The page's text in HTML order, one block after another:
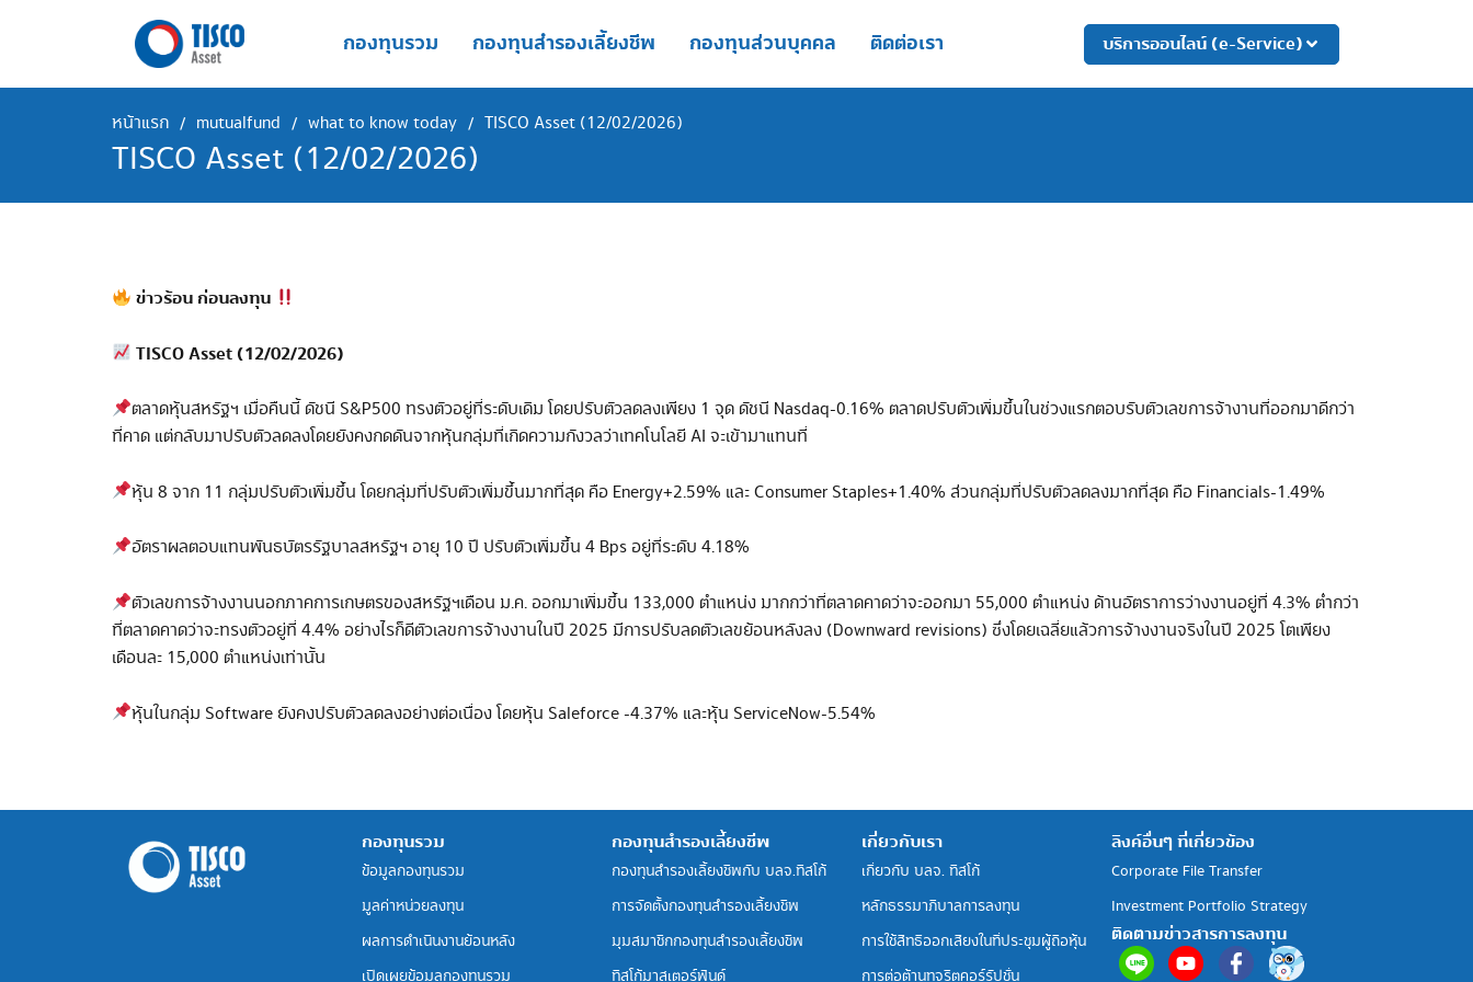
กองทุนรวม กองทุนสำรองเลี้ยงชีพ กองทุนส่วนบุคคล ติดต่อเรา บริการออนไลน์ (e-Service)
หน้าแรก / mutualfund / what to know today / TISCO Asset (12/02/2026)
TISCO Asset (12/02/2026)
ข่าวร้อน ก่อนลงทุน
TISCO Asset (12/02/2026)
ตลาดหุ้นสหรัฐฯ เมื่อคืนนี้ ดัชนี S&P500 ทรงตัวอยู่ที่ระดับเดิม โดยปรับตัวลดลงเพียง 1 จุด ดัชนี Nasdaq-0.16% ตลาดปรับตัวเพิ่มขึ้นในช่วงแรกตอบรับตัวเลขการจ้างานที่ออกมาดีกว่า
ที่คาด แต่กลับมาปรับตัวลดลงโดยยังคงกดดันจากหุ้นกลุ่มที่เกิดความกังวลว่าเทคโนโลยี AI จะเข้ามาแทนที่
หุ้น 8 จาก 11 กลุ่มปรับตัวเพิ่มขึ้น โดยกลุ่มที่ปรับตัวเพิ่มขึ้นมากที่สุด คือ Energy+2.59% และ Consumer Staples+1.40% ส่วนกลุ่มที่ปรับตัวลดลงมากที่สุด คือ Financials-1.49%
อัตราผลตอบแทนพันธบัตรรัฐบาลสหรัฐฯ อายุ 10 ปี ปรับตัวเพิ่มขึ้น 4 Bps อยู่ที่ระดับ 4.18%
ตัวเลขการจ้างงานนอกภาคการเกษตรของสหรัฐฯเดือน ม.ค. ออกมาเพิ่มขึ้น 133,000 ตำแหน่ง มากกว่าที่ตลาดคาดว่าจะออกมา 55,000 ตำแหน่ง ด้านอัตราการว่างงานอยู่ที่ 4.3% ต่ำกว่า
ที่ตลาดคาดว่าจะทรงตัวอยู่ที่ 4.4% อย่างไรก็ดีตัวเลขการจ้างงานในปี 2025 มีการปรับลดตัวเลขย้อนหลังลง (Downward revisions) ซึ่งโดยเฉลี่ยแล้วการจ้างงานจริงในปี 2025 โตเพียง
เดือนละ 15,000 ตำแหน่งเท่านั้น
หุ้นในกลุ่ม Software ยังคงปรับตัวลดลงอย่างต่อเนื่อง โดยหุ้น Saleforce -4.37% และหุ้น ServiceNow-5.54%
กองทุนรวม
ข้อมูลกองทุนรวม
มูลค่าหน่วยลงทุน
ผลการดำเนินงานย้อนหลัง
เปิดเผยข้อมูลกองทุนรวม
กองทุนสำรองเลี้ยงชีพ
กองทุนสำรองเลี้ยงชีพกับ บลจ.ทิสโก้
การจัดตั้งกองทุนสำรองเลี้ยงชีพ
มุมสมาชิกกองทุนสำรองเลี้ยงชีพ
ทิสโก้มาสเตอร์ฟันด์
เกี่ยวกับเรา
เกี่ยวกับ บลจ. ทิสโก้
หลักธรรมาภิบาลการลงทุน
การใช้สิทธิออกเสียงในที่ประชุมผู้ถือหุ้น
การต่อต้านทุจริตคอร์รัปชั่น
ลิงค์อื่นๆ ที่เกี่ยวข้อง
Corporate File Transfer
Investment Portfolio Strategy
ติดตามข่าวสารการลงทุน